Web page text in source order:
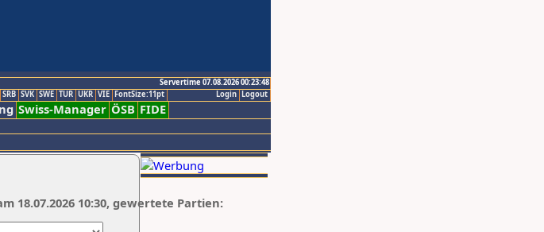
Servertime 07.08.2026 00:23:48
Logout
Login
SRB SVK SWE TUR UKR VIE FontSize:11pt
Swiss-Manager ÖSB FIDE
18.07.2026 10:30, gewertete Partien: